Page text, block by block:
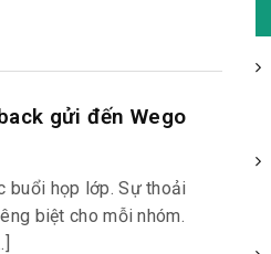
gửi đến Wego
buổi họp lớp. Sự thoải
biệt cho mỗi nhóm.